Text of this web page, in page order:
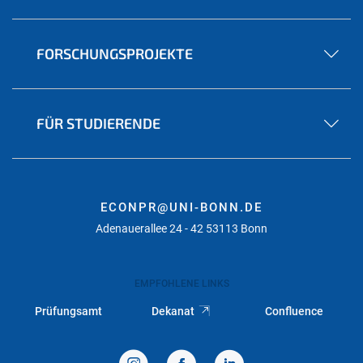
FORSCHUNGSPROJEKTE
FÜR STUDIERENDE
ECONPR@UNI-BONN.DE
Adenauerallee 24 - 42 53113 Bonn
EMPFOHLENE LINKS
Prüfungsamt Dekanat Confluence